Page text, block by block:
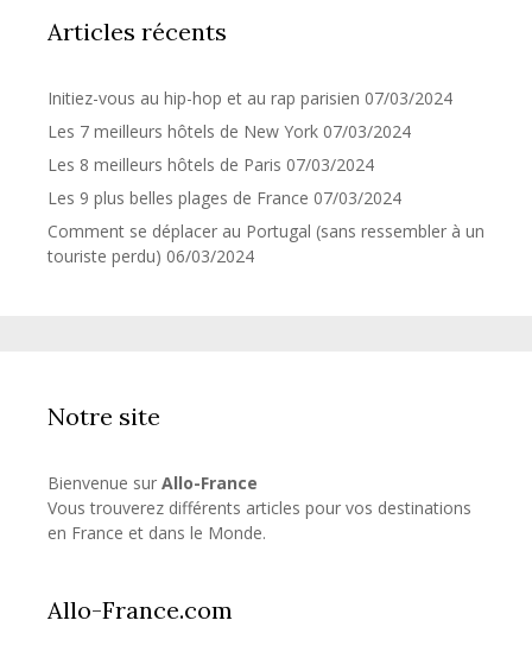
Articles récents
Initiez-vous au hip-hop et au rap parisien 07/03/2024
Les 7 meilleurs hôtels de New York 07/03/2024
Les 8 meilleurs hôtels de Paris 07/03/2024
Les 9 plus belles plages de France 07/03/2024
Comment se déplacer au Portugal (sans ressembler à un
touriste perdu) 06/03/2024
Notre site
Bienvenue sur Allo-France
Vous trouverez différents articles pour vos destinations
en France et dans le Monde.
Allo-France.com